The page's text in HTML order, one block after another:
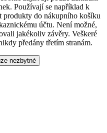
Používají se například k
produkty do nákupního košíku
účtu. Není možné,
jakékoliv závěry. Veškeré
předány třetím stranám.
nezbytné